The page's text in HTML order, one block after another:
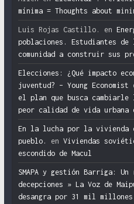
mínima = Thoughts about
Luis Rojas Castillo. en
poblaciones. Estudiantes
comunidad a construir sus
Elecciones: ¿Qué impacto
juventud? – Young Economist
el plan que busca cambiarle
peor calidad de vida urbana
En la lucha por la vivienda
pueblo.
en Viviendas
escondido de Macul
SMAPA y gestión Barriga: Un
decepciones » La Voz de
desangra por 31 mil